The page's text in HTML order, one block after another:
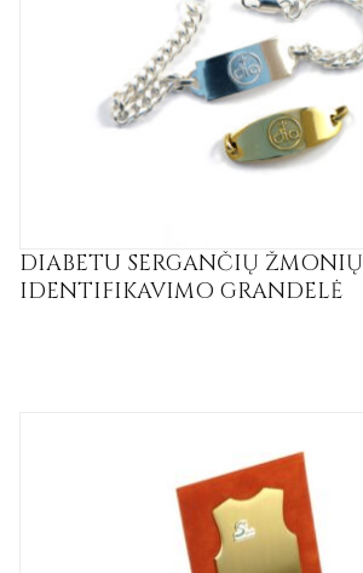
DIABETU SERGANČIŲ ŽMONIŲ
IDENTIFIKAVIMO GRANDELĖ